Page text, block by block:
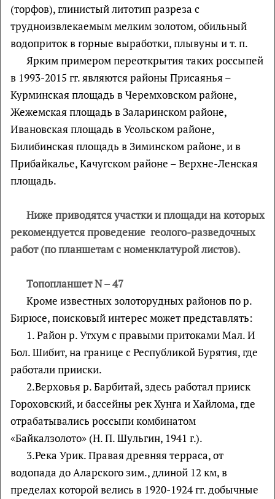
(торфов), глинистый литотип разреза с
трудноизвлекаемым мелким золотом, обильный
водоприток в горные выработки, плывуны и т. п.
Ярким примером переоткрытия таких россыпей
в 1993-2015 гг. являются районы Присаянья –
Курминская площадь в Черемховском районе,
Жежемская площадь в Заларинском районе,
Ивановская площадь в Усольском районе,
Билибинская площадь в Зиминском районе, и в
Прибайкалье, Качугском районе – Верхне-Ленская
площадь.
Ниже приводятся участки и площади на которых
рекомендуется проведение геолого-разведочных
работ (по планшетам с номенклатурой листов).
ТопопланшетN– 47
Кроме известных золоторудных районов по р.
Бирюсе, поисковый интерес может представлять:
1. Район р. Утхум с правыми притоками Мал. И
Бол. Шибит, на границе с Республикой Бурятия, где
работали прииски.
2.Верховья р. Барбитай, здесь работал прииск
Гороховский, и бассейны рек Хунга и Хайлома, где
отрабатывались россыпи комбинатом
«Байкалзолото» (Н. П. Шульгин, 1941 г.).
3.Река Урик. Правая древняя терраса, от
водопада до Аларского зим., длиной 12 км, в
пределах которой велись в 1920-1924 гг. добычные